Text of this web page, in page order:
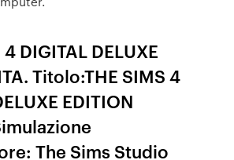
DIGITAL DELUXE
Titolo:THE SIMS 4
EDITION
The Sims Studio